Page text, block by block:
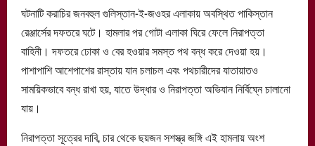
ঘটনাটি করাচির জনবহুল গুলিস্তান-ই-জওহর এলাকায় অবস্থিত পাকিস্তান
রেঞ্জার্সের দফতরে ঘটে। হামলার পর গোটা এলাকা ঘিরে ফেলে নিরাপত্তা
বাহিনী। দফতরে ঢোকা ও বের হওয়ার সমস্ত পথ বন্ধ করে দেওয়া হয়।
পাশাপাশি আশেপাশের রাস্তায় যান চলাচল এবং পথচারীদের যাতায়াতও
সাময়িকভাবে বন্ধ রাখা হয়, যাতে উদ্ধার ও নিরাপত্তা অভিযান নির্বিঘ্নে চালানো
যায়।
নিরাপত্তা সূত্রের দাবি, চার থেকে ছয়জন সশস্ত্র জঙ্গি এই হামলায় অংশ